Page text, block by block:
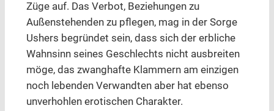
Züge auf. Das Verbot, Beziehungen zu
Außenstehenden zu pflegen, mag in der Sorge
Ushers begründet sein, dass sich der erbliche
Wahnsinn seines Geschlechts nicht ausbreiten
möge, das zwanghafte Klammern am einzigen
noch lebenden Verwandten aber hat ebenso
unverhohlen erotischen Charakter.